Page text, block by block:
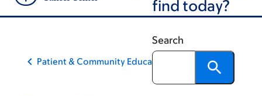
find today?
Search
Patient & Community Education